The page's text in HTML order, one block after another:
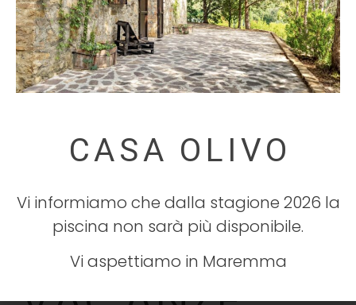
Vi informiamo che dalla stagione 2026 la
piscina non sarà più disponibile.
Vi aspettiamo in Maremma